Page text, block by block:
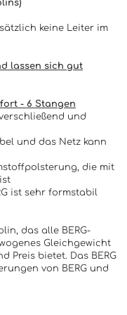
keine Leiter im
lassen sich gut
- 6 Stangen
und
und das Netz kann
die mit
ist sehr formstabil
das alle BERG-
Gleichgewicht
Preis bietet. Das BERG
von BERG und